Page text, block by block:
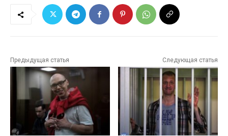
Предыдущая статья Следующая статья